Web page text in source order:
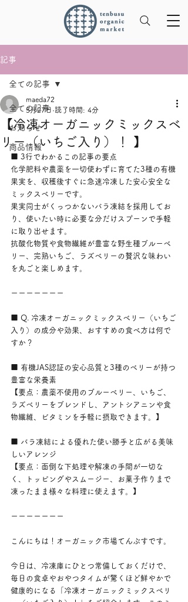
記事
全ての記事
お知らせ
商品情報
全ての記事
【冷凍オーガニックミックスベ
リー（いちご入り）！ 】
maeda72
5月27日 読了時間: 4分
■ 3行でわかるこの記事の要点
化学肥料や農薬を一切使わずに育てた3種の有機
果実を、収穫後すぐに急速冷凍した安心安全な
ミックスベリーです。
果実同士がくっつかないバラ凍結を採用してお
り、使いたい時に必要な分だけスプーンで手軽
に取り出せます。
抗酸化物質や食物繊維が豊富な野生種ブルーベ
リー、完熟いちご、ラズベリーの贅沢な味わい
を丸ごと楽しめます。
ーーーーーーー
■ Q. 冷凍オーガニックミックスベリー（いちご
入り）の成分や効果、おすすめの食べ方は何で
すか？
■ 有機JAS認証の安心品質と3種のベリーが持つ
豊富な栄養素
【要点：農薬不使用のブルーベリー、いちご、
ラズベリーをブレンドし、アントシアニンや食
物繊維、ビタミンを手軽に摂取できます。】
■ バラ凍結による優れた使い勝手と広がる美味
しいアレンジ
【要点：面倒な下処理や解凍の手間が一切な
く、トッピングやスムージー、お菓子作りまで
凍ったまま様々な料理に使えます。】
ーーーーーーー
こんにちは！オーガニック市場てんぶすです。
今日は、冷凍庫にひとつ常備しておくだけで、
毎日の食卓やおやつタイムが驚くほど鮮やかで
健康的になる「冷凍オーガニックミックスベリ